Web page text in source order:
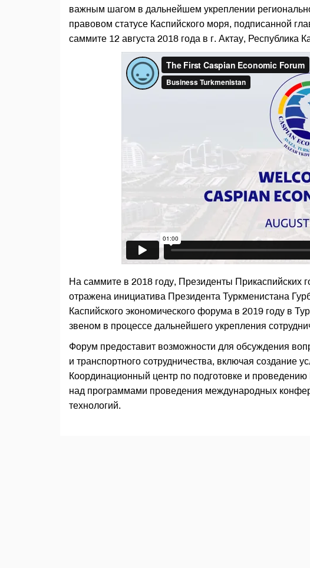
важным шагом в дальнейшем укреплении
правовом статусе Каспийского моря, подписанной
саммите 12 августа 2018 года в г. Актау, Республика
На саммите в 2018 году, Президенты Прикаспийских
отражена инициатива Президента Туркменистана
Каспийского экономического форума в 2019 году в
звеном в процессе дальнейшего укрепления
Форум предоставит возможности для обсуждения
и транспортного сотрудничества, включая создание
Координационный центр по подготовке и
над программами проведения международных
технологий.